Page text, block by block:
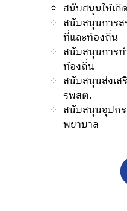
สนับสนุนให้เ
สนับสนุนการส
ที่และท้องถิ่น
สนับสนุนการ
ท้องถิ่น
สนับสนุนส่งเ
รพสต.
สนับสนุนอุปก
พยาบาล